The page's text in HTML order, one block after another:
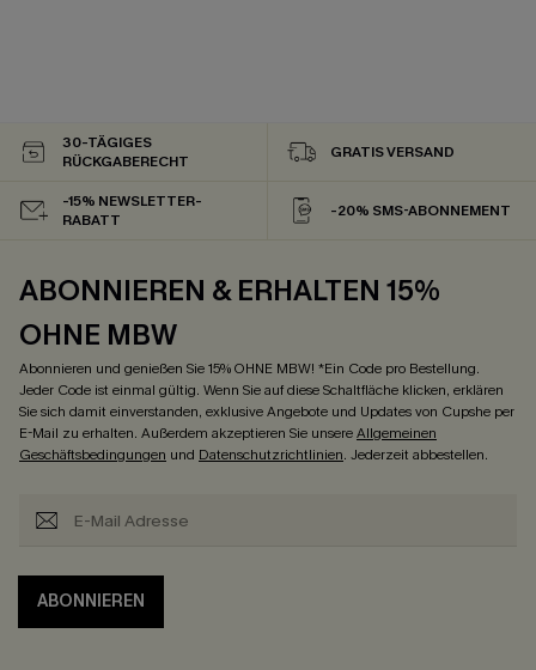
30-TÄGIGES
RÜCKGABERECHT
GRATIS VERSAND
-15% NEWSLETTER-
RABATT
-20% SMS-ABONNEMENT
ABONNIEREN & ERHALTEN 15%
OHNE MBW
Abonnieren und genießen Sie 15% OHNE MBW! *Ein Code pro Bestellung.
Jeder Code ist einmal gültig. Wenn Sie auf diese Schaltfläche klicken, erklären
Sie sich damit einverstanden, exklusive Angebote und Updates von Cupshe per
E-Mail zu erhalten. Außerdem akzeptieren Sie unsereAllgemeinen
Geschäftsbedingungen und Datenschutzrichtlinien. Jederzeit abbestellen.
ABONNIEREN